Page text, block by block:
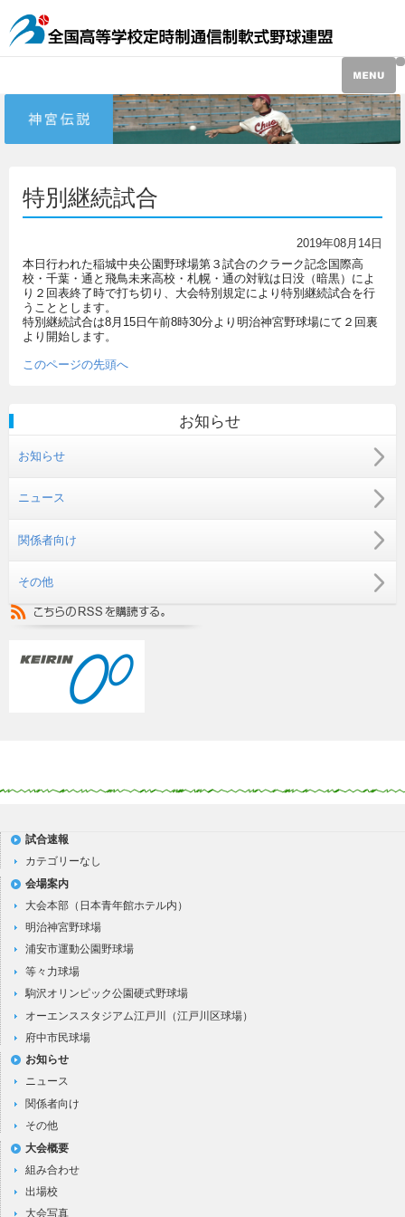
特別継続試合
2019年08月14日
本日行われた稲城中央公園野球場第３試合のクラーク記念国際高
校・千葉・ 通と飛鳥未来高校・札幌・通の対戦は日没（暗黒） によ
り２回表終了時で打ち切り、 大会特別規定により特別継続試合を行
うこととします。
特別継続試合は8月15日午前8時30分より明治神宮野球場にて ２回裏
より開始します。
このページの先頭へ
お知らせ
お知らせ
ニュース
関係者向け
その他
試合速報
カテゴリーなし
会場案内
大会本部（日本青年館ホテル内）
明治神宮野球場
浦安市運動公園野球場
等々力球場
駒沢オリンピック公園硬式野球場
オーエンススタジアム江戸川（江戸川区球場）
府中市民球場
お知らせ
ニュース
関係者向け
その他
大会概要
組み合わせ
出場校
大会写真